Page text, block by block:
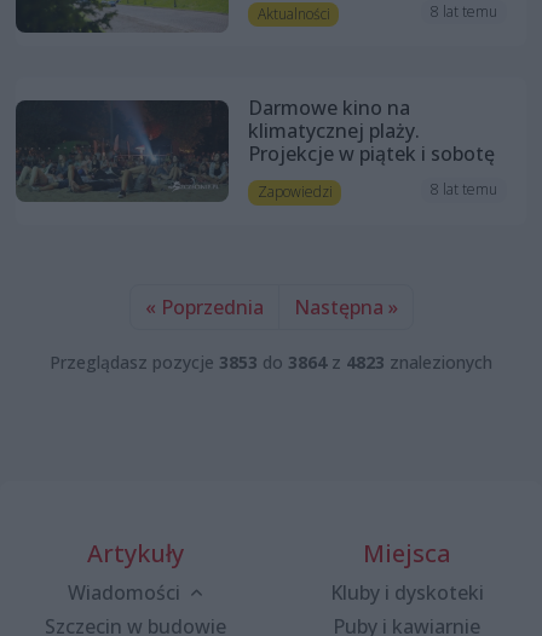
Aktualności 8 lat temu
Darmowe kino na
klimatycznej plaży.
Projekcje w piątek i sobotę
Zapowiedzi 8 lat temu
« Poprzednia Następna »
Przeglądasz pozycje 3853 do 3864z 4823 znalezionych
Artykuły
Wiadomości
Szczecin w budowie
Miejsca
Kluby i dyskoteki
Puby i kawiarnie